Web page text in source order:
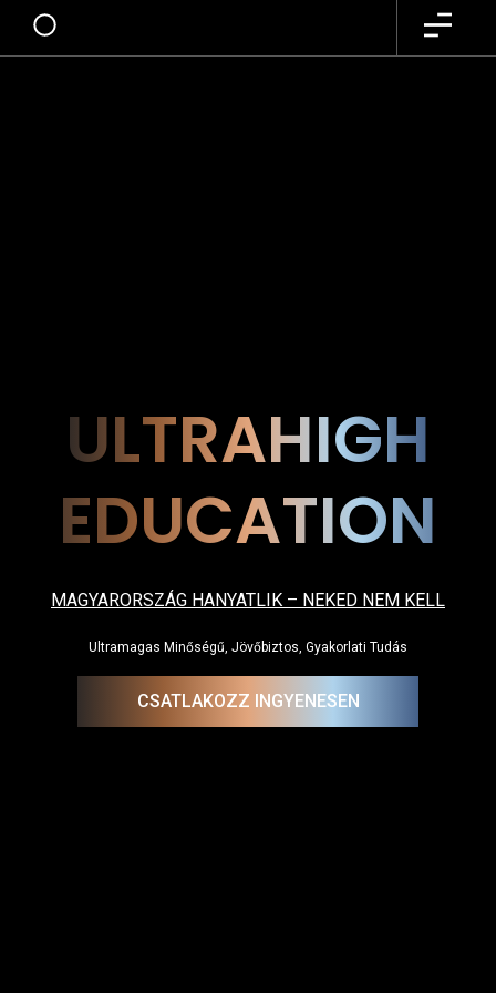
ULTRAHIGH
EDUCATION
MAGYARORSZÁG HANYATLIK – NEKED NEM KELL
Ultramagas Minőségű, Jövőbiztos, Gyakorlati Tudás
CSATLAKOZZ INGYENESEN